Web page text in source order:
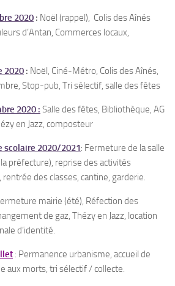
2020 : Noël (rappel), Colis des Aînés
d’Antan, Commerces locaux,
2020 : Noël, Ciné-Métro, Colis des Aînés,
Stop-pub, Tri sélectif, salle des fêtes
2020 : Salle des fêtes, Bibliothèque, AG
en Jazz, composteur
scolaire 2020/2021: Fermeture de la salle
préfecture), reprise des activités
des classes, cantine, garderie.
mairie (été), Réfection des
de gaz, Thézy en Jazz, location
d’identité.
: Permanence urbanisme, accueil de
aux morts, tri sélectif / collecte.